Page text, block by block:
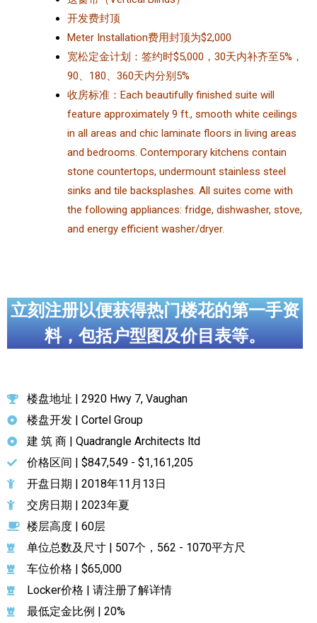
开发费封顶
Meter Installation费用封顶为$2,000
宽松定金计划：签约时$5,000，30天内补齐至5%，
90、180、360天内分别5%
收房标准：Each beautifully finished suite will
feature approximately 9 ft., smooth white ceilings
in all areas and chic laminate floors in living areas
and bedrooms. Contemporary kitchens contain
stone countertops, undermount stainless steel
sinks and tile backsplashes. All suites come with
the following appliances: fridge, dishwasher, stove,
and energy efficient washer/dryer.
立刻注册以便获得热门楼花的第一手资
料，包括户型图及价目表等。
楼盘地址 | 2920 Hwy 7, Vaughan
楼盘开发 | Cortel Group
建 筑 商 | Quadrangle Architects ltd
价格区间 | $847,549 - $1,161,205
开盘日期 | 2018年11月13日
交房日期 | 2023年夏
楼层高度 | 60层
单位总数及尺寸 | 507个，562 - 1070平方尺
车位价格 | $65,000
Locker价格 | 请注册了解详情
最低定金比例 | 20%